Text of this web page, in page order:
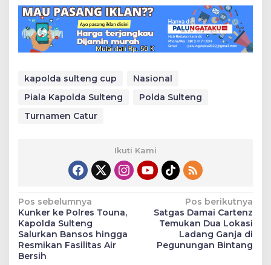
kapolda sulteng cup
Nasional
Piala Kapolda Sulteng
Polda Sulteng
Turnamen Catur
Ikuti Kami
Navigasi
pos
Pos sebelumnya
Kunker ke Polres Touna,
Kapolda Sulteng
Salurkan Bansos hingga
Resmikan Fasilitas Air
Bersih
Pos berikutnya
Satgas Damai Cartenz
Temukan Dua Lokasi
Ladang Ganja di
Pegunungan Bintang